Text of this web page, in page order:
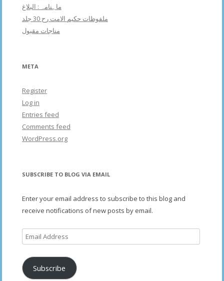
ماہنامہ : البلاغ
ملفوظات حکیم الامت رح 30 جلد
مناجات مقبول
META
Register
Log in
Entries feed
Comments feed
WordPress.org
SUBSCRIBE TO BLOG VIA EMAIL
Enter your email address to subscribe to this blog and
receive notifications of new posts by email.
Email
Address
Subscribe